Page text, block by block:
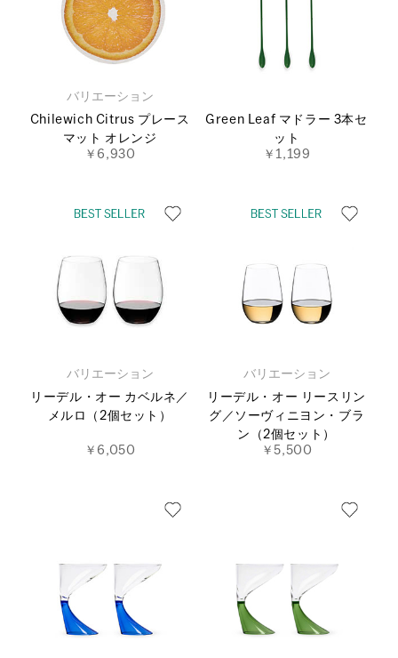
バリエーション
Chilewich Citrus プレース
マット オレンジ
￥6,930
Green Leaf マドラー 3本セ
ット
￥1,199
バリエーション
リーデル・オー カベルネ／
メルロ（2個セット）
￥6,050
バリエーション
リーデル・オー リースリン
グ／ソーヴィニヨン・ブラ
ン（2個セット）
￥5,500